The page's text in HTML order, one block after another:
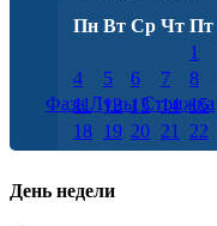
Пн Вт Ср Чт Пт
1
4
5 6 7 8
11 12 13 14 15
18 19 20 21 22
25 26 27 28
Фаза Луны Стрижка
День недели